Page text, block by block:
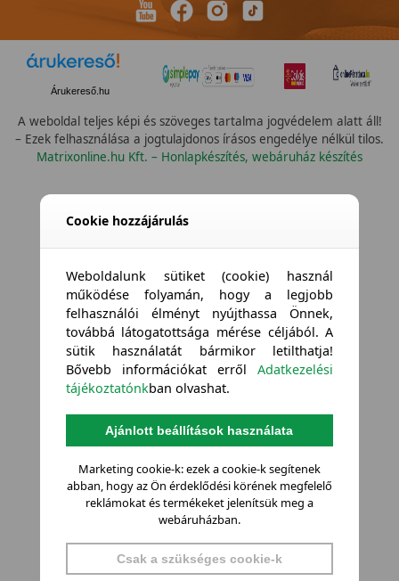
Árukereső.hu
A weboldal teljes képi és szöveges tartalma jogvédelem alatt áll!
– Ezek felhasználása a jogtulajdonos írásos engedélye nélkül tilos.
Matrixonline.hu Kft. – Honlapkészítés, webáruház készítés
Cookie hozzájárulás
Weboldalunk sütiket (cookie) használ
működése folyamán, hogy a legjobb
felhasználói élményt nyújthassa Önnek,
továbbá látogatottsága mérése céljából. A
sütik használatát bármikor letilthatja!
Bővebb információkat errőlAdatkezelési
tájékoztatónkban olvashat.
Ajánlott beállítások használata
Marketing cookie-k: ezek a cookie-k segítenek
abban, hogy az Ön érdeklődési körének megfelelő
reklámokat és termékeket jelenítsük meg a
webáruházban.
Csak a szükséges cookie-k